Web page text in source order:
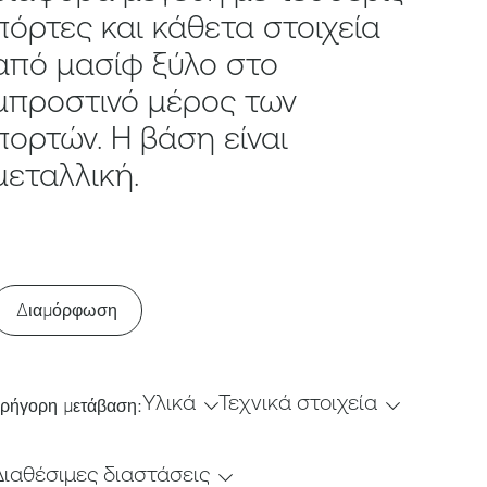
και κάθετα στοιχεία
μασίφ ξύλο στο
μέρος των
Η βάση είναι
Διαμόρφωση
μετάβαση:Υλικά Τεχνικά στοιχεία
διαστάσεις